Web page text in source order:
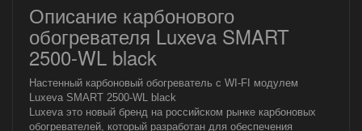
Описание карбонового
обогревателя Luxeva SMART
2500-WL black
Настенный карбоновый обогреватель с WI-FI модулем
Luxeva SMART 2500-WL black
Luxeva это новый бренд на российском рынке карбоновых
обогревателей, который разработан для обеспечения